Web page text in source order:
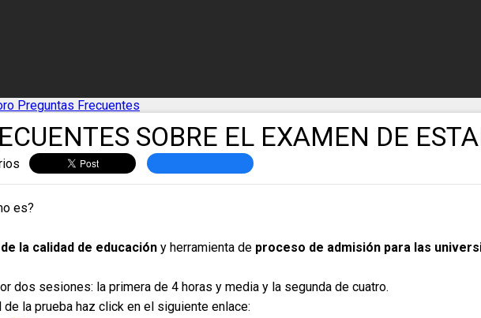
Preguntas Frecuentes
SOBRE EL EXAMEN DE
es?
la calidad de educación y herramienta de proceso de admisión para las
dos sesiones: la primera de 4 horas y media y la segunda de cuatro.
la prueba haz click en el siguiente enlace: